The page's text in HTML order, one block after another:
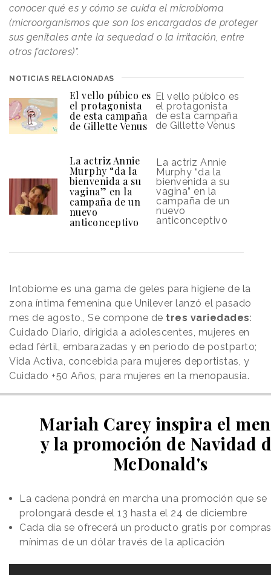
conocer qué es y cómo se cuida el microbioma
(microorganismos que son los encargados de proteger
sus genitales ante la sequedad o la irritación, entre
otros factores)”.
NOTICIAS RELACIONADAS
El vello púbico es
el protagonista
de esta campaña
de Gillette Venus
El vello púbico es
el protagonista
de esta campaña
de Gillette Venus
La actriz Annie
Murphy “da la
bienvenida a su
vagina” en la
campaña de un
nuevo
anticonceptivo
La actriz Annie
Murphy “da la
bienvenida a su
vagina” en la
campaña de un
nuevo
anticonceptivo
Intobiome es una gama de geles para higiene de la
zona íntima femenina que Unilever lanzó el pasado
mes de agosto., Se compone de tres variedades:
Cuidado Diario, dirigida a adolescentes, mujeres en
edad fértil, embarazadas y en periodo de postparto;
Vida Activa, concebida para mujeres deportistas, y
Cuidado +50 Años, para mujeres en la menopausia.
Mariah Carey inspira el
y la promoción de Navidad
McDonald's
La cadena pondrá en marcha una promoción que se
prolongará desde el 13 hasta el 24 de diciembre
Cada día se ofrecerá un producto gratis por compras
mínimas de un dólar través de la aplicación